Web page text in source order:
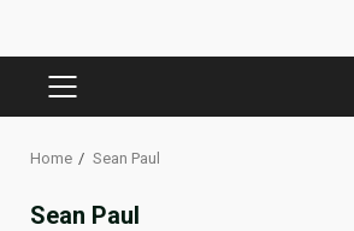
PRIMARY
Home Sean Paul
Sean Paul